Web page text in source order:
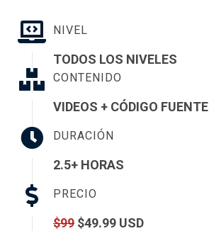
NIVEL
TODOS LOS NIVELES
CONTENIDO
VIDEOS + CÓDIGO FUENTE
DURACIÓN
2.5+ HORAS
PRECIO
$99 $49.99 USD